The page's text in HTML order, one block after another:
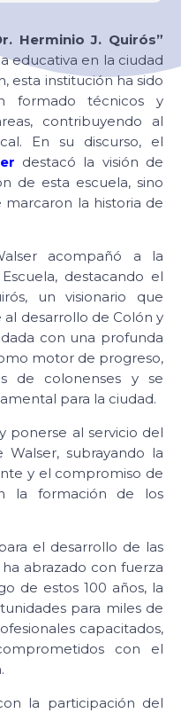
Herminio J. Quirós”
educativa en la ciudad
esta institución ha sido
formado técnicos y
contribuyendo al
En su discurso, el
destacó la visión de
de esta escuela, sino
la historia de
acompañó a la
destacando el
un visionario que
desarrollo de Colón y
con una profunda
motor de progreso,
de colonenses y se
para la ciudad.
ponerse al servicio del
subrayando la
y el compromiso de
la formación de los
el desarrollo de las
abrazado con fuerza
de estos 100 años, la
para miles de
capacitados,
con el
la participación del